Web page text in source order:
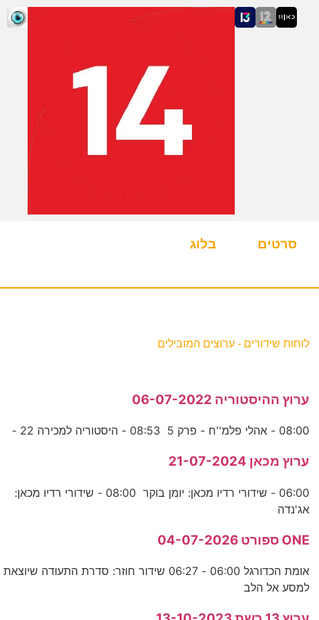
סרטים בלוג
לוחות שידורים - ערוצים המובילים
ערוץ ההיסטוריה 06-07-2022
08:00 - אהלי פלמ''ח - פרק 5 08:53 - היסטוריה למכירה 22 -
ערוץ מכאן 21-07-2024
06:00 - שידורי רדיו מכאן: יומן בוקר 08:00 - שידורי רדיו מכאן:
אג'נדה
ONE ספורט 04-07-2026
אומת הכדורגל 06:00 - 06:27 שידור חוזר: סדרת התעודה שיוצאת
למסע אל הלב